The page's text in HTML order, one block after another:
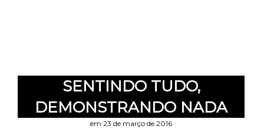
SENTINDO TUDO,
DEMONSTRANDO NADA
em 23 de março de 2016